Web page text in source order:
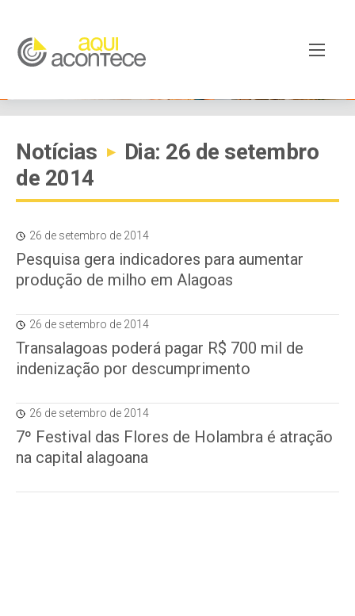
Notícias ▸
Dia: 26 de setembro
de 2014
26 de setembro de 2014
Pesquisa gera indicadores para aumentar
produção de milho em Alagoas
26 de setembro de 2014
Transalagoas poderá pagar R$ 700 mil de
indenização por descumprimento
26 de setembro de 2014
7º Festival das Flores de Holambra é atração
na capital alagoana